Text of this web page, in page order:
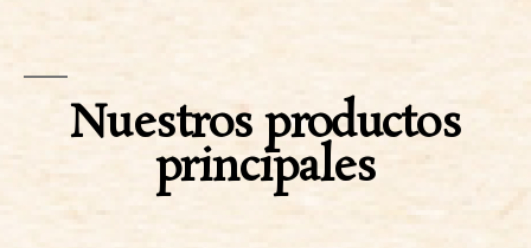
Nuestros productos
principales